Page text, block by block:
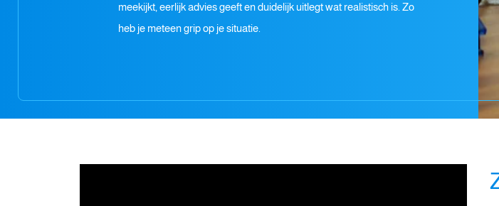
meekijkt, eerlijk advies geeft en duidelijk uitlegt wat realistisch is. Zo
heb je meteen grip op je situatie.